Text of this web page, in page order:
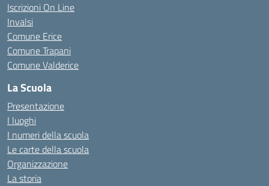
Iscrizioni On Line
Invalsi
Comune Erice
Comune Trapani
Comune Valderice
La Scuola
Presentazione
I luoghi
I numeri della scuola
Le carte della scuola
Organizzazione
La storia